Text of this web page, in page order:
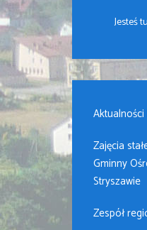
Jesteś
Zajęcia
Gminny
Stryszawie
Zespół